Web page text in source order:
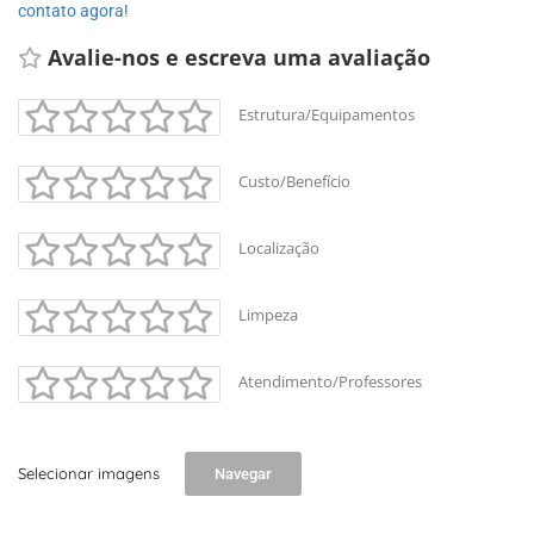
contato agora!
Avalie-nos e escreva uma avaliação
Estrutura/Equipamentos
Custo/Benefício
Localização
Limpeza
Atendimento/Professores
Selecionar imagens Navegar